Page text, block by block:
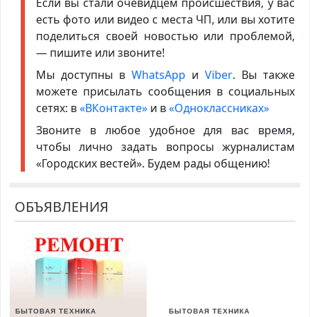
есть фото или видео с места ЧП, или вы хотите
поделиться своей новостью или проблемой,
— пишите или звоните!
Мы доступны в WhatsApp иViber. Вы также
можете присылать сообщения в социальных
сетях: в«ВКонтакте»и в«Одноклассниках»
Звоните в любое удобное для вас время,
чтобы лично задать вопросы журналистам
«Городских вестей». Будем рады общению!
ОБЪЯВЛЕНИЯ
БЫТОВАЯ ТЕХНИКА БЫТОВАЯ ТЕХНИКА